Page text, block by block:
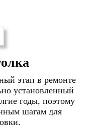
этап в ремонте
установленный
годы, поэтому
шагам для